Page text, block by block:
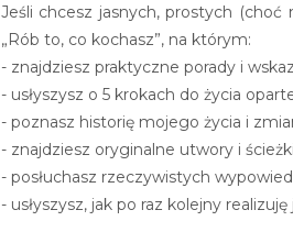
Jeśli chcesz jasnych, prostych (choć
„Rób to, co kochasz”, na którym:
- znajdziesz praktyczne porady i
- usłyszysz o 5 krokach do życia
- poznasz historię mojego życia i
- znajdziesz oryginalne utwory i
- posłuchasz rzeczywistych
- usłyszysz, jak po raz kolejny